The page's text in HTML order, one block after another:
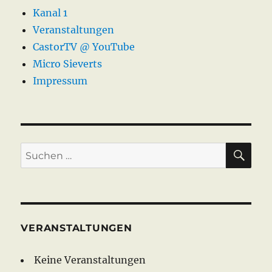
Kanal 1
Veranstaltungen
CastorTV @ YouTube
Micro Sieverts
Impressum
Suche
nach:
VERANSTALTUNGEN
Keine Veranstaltungen